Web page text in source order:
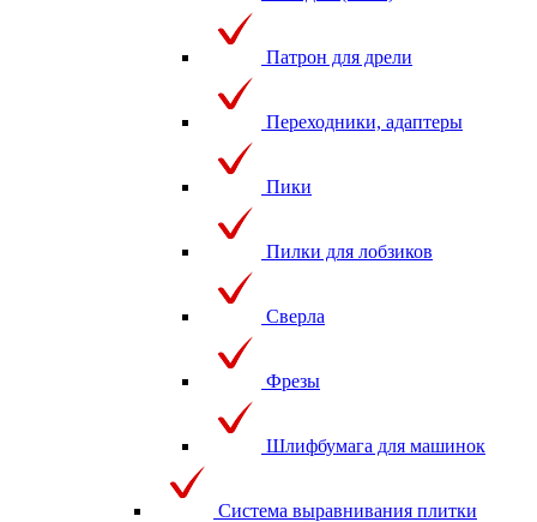
Патрон для дрели
Переходники, адаптеры
Пики
Пилки для лобзиков
Сверла
Фрезы
Шлифбумага для машинок
Система выравнивания плитки